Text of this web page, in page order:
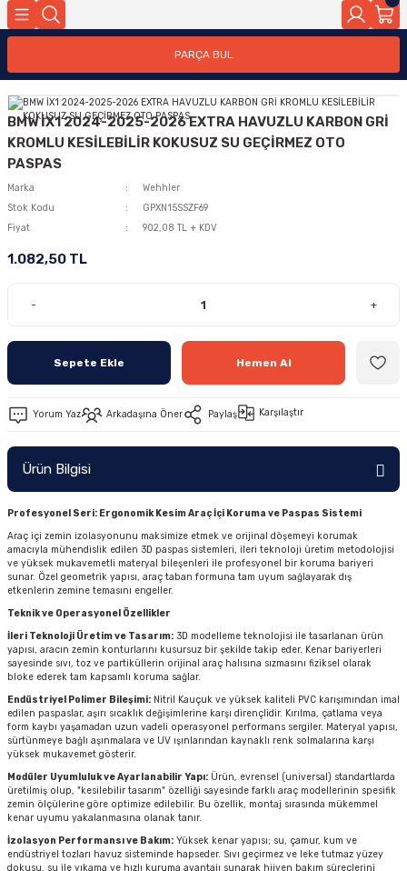
PARÇA BUL
BMW İX1 2024-2025-2026 EXTRA HAVUZLU KARBON GRİ
KROMLU KESİLEBİLİR KOKUSUZ SU GEÇİRMEZ OTO
PASPAS
Marka
Wehhler
Stok Kodu
GPXN15SSZF69
Fiyat
902,08 TL + KDV
1.082,50 TL
- +
Sepete Ekle Hemen Al
Yorum Yaz Arkadaşına Öner Paylaş Karşılaştır
Ürün Bilgisi
Profesyonel Seri: Ergonomik Kesim Araç İçi Koruma ve Paspas Sistemi
Araç içi zemin izolasyonunu maksimize etmek ve orijinal döşemeyi korumak
amacıyla mühendislik edilen 3D paspas sistemleri, ileri teknoloji üretim metodolojisi
ve yüksek mukavemetli materyal bileşenleri ile profesyonel bir koruma bariyeri
sunar. Özel geometrik yapısı, araç taban formuna tam uyum sağlayarak dış
etkenlerin zemine temasını engeller.
Teknik ve Operasyonel Özellikler
İleri Teknoloji Üretim ve Tasarım: 3D modelleme teknolojisi ile tasarlanan ürün
yapısı, aracın zemin konturlarını kusursuz bir şekilde takip eder. Kenar bariyerleri
sayesinde sıvı, toz ve partiküllerin orijinal araç halısına sızmasını fiziksel olarak
bloke ederek tam kapsamlı koruma sağlar.
Endüstriyel Polimer Bileşimi: Nitril Kauçuk ve yüksek kaliteli PVC karışımından imal
edilen paspaslar, aşırı sıcaklık değişimlerine karşı dirençlidir. Kırılma, çatlama veya
form kaybı yaşamadan uzun vadeli operasyonel performans sergiler. Materyal yapısı,
sürtünmeye bağlı aşınmalara ve UV ışınlarından kaynaklı renk solmalarına karşı
yüksek mukavemet gösterir.
Modüler Uyumluluk ve Ayarlanabilir Yapı: Ürün, evrensel (universal) standartlarda
üretilmiş olup, "kesilebilir tasarım" özelliği sayesinde farklı araç modellerinin spesifik
zemin ölçülerine göre optimize edilebilir. Bu özellik, montaj sırasında mükemmel
kenar uyumu yakalanmasına olanak tanır.
İzolasyon Performansı ve Bakım: Yüksek kenar yapısı; su, çamur, kum ve
endüstriyel tozları havuz sisteminde hapseder. Sıvı geçirmez ve leke tutmaz yüzey
dokusu, su ile yıkama ve hızlı kuruma avantajı sunarak hijyen bakım süreçlerini